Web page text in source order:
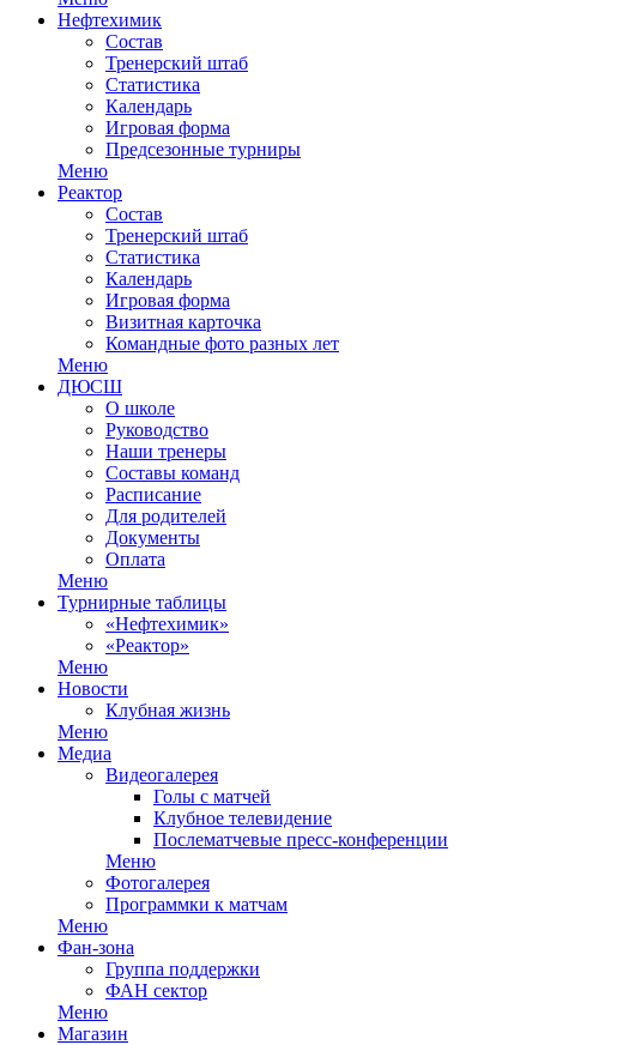
Нефтехимик
Состав
Тренерский штаб
Статистика
Календарь
Игровая форма
Предсезонные турниры
Меню
Реактор
Состав
Тренерский штаб
Статистика
Календарь
Игровая форма
Визитная карточка
Командные фото разных лет
Меню
ДЮСШ
О школе
Руководство
Наши тренеры
Составы команд
Расписание
Для родителей
Документы
Оплата
Меню
Турнирные таблицы
«Нефтехимик»
«Реактор»
Меню
Новости
Клубная жизнь
Меню
Медиа
Видеогалерея
Голы с матчей
Клубное телевидение
Послематчевые пресс-конференции
Меню
Фотогалерея
Программки к матчам
Меню
Фан-зона
Группа поддержки
ФАН сектор
Меню
Магазин